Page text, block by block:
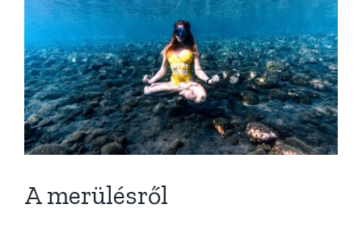
A merülésről